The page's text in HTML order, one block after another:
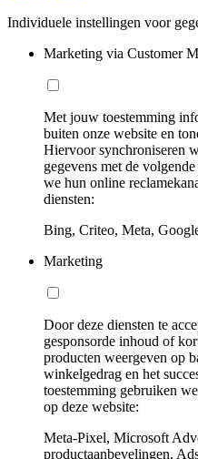
Individuele instellingen voor
Marketing via Customer
Met jouw toestemming
buiten onze website en
Hiervoor synchroniseren
gegevens met de
we hun online
diensten:
Bing, Criteo, Meta,
Marketing
Door deze diensten te
gesponsorde inhoud of
producten weergeven op
winkelgedrag en het
toestemming gebruiken
op deze website:
Meta-Pixel, Microsoft
productaanbevelingen,